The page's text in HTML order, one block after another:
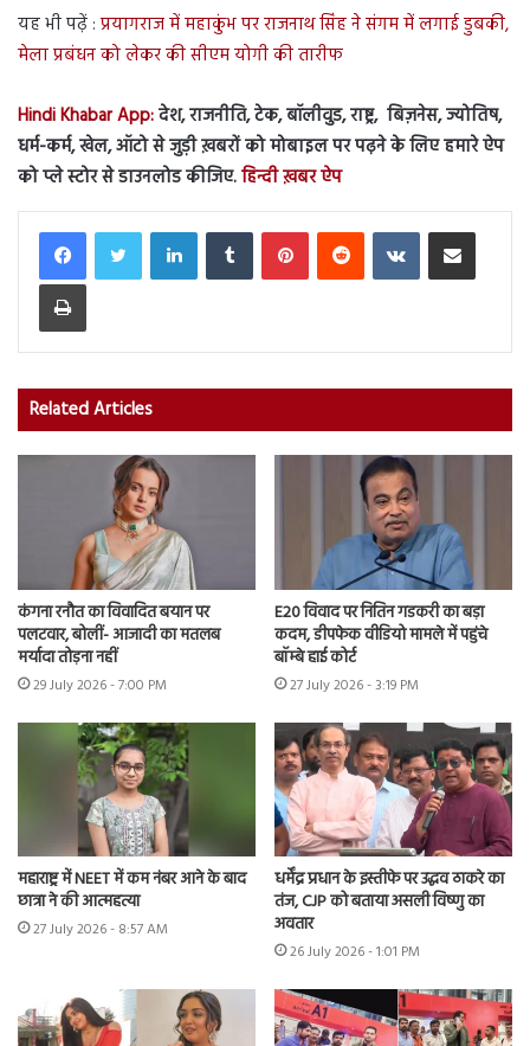
यह भी पढ़ें : प्रयागराज में महाकुंभ पर राजनाथ सिंह ने संगम में लगाई डुबकी,
मेला प्रबंधन को लेकर की सीएम योगी की तारीफ
Hindi Khabar App:देश, राजनीति, टेक, बॉलीवुड, राष्ट्र, बिज़नेस, ज्योतिष,
धर्म-कर्म, खेल, ऑटो से जुड़ी ख़बरों को मोबाइल पर पढ़ने के लिए हमारे ऐप
को प्ले स्टोर से डाउनलोड कीजिए.हिन्दी ख़बर ऐप
LinkedInTumblr PinterestReddit VKontakteShare via Email
Print
Related Articles
कंगना रनौत का विवादित बयान पर
पलटवार, बोलीं- आजादी का मतलब
मर्यादा तोड़ना नहीं
29 July 2026 - 7:00 PM
E20 विवाद पर नितिन गडकरी का बड़ा
कदम, डीपफेक वीडियो मामले में पहुंचे
बॉम्बे हाई कोर्ट
27 July 2026 - 3:19 PM
महाराष्ट्र में NEET में कम नंबर आने के बाद
छात्रा ने की आत्महत्या
27 July 2026 - 8:57 AM
धर्मेंद्र प्रधान के इस्तीफे पर उद्धव ठाकरे का
तंज, CJP को बताया असली विष्णु का
अवतार
26 July 2026 - 1:01 PM